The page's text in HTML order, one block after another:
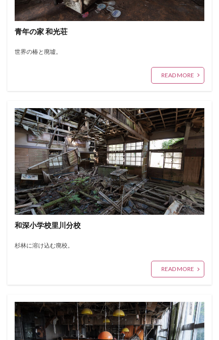
青年の家 和光荘
世界の椿と廃墟。
READ MORE
和深小学校里川分校
杉林に溶け込む廃校。
READ MORE